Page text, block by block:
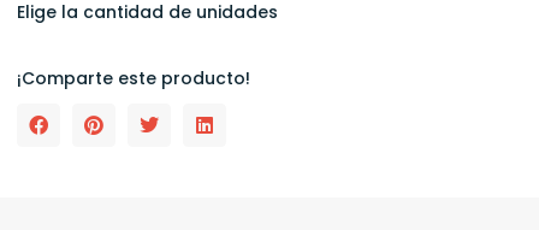
Elige la cantidad de unidades
¡Comparte este producto!